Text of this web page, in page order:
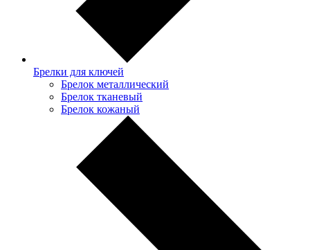
Брелки для ключей
Брелок металлический
Брелок тканевый
Брелок кожаный